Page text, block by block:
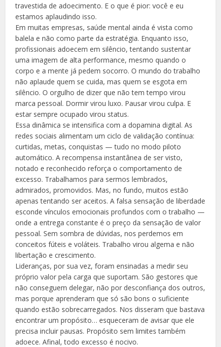
travestida de adoecimento. E o que é pior: você e eu
estamos aplaudindo isso.
Em muitas empresas, saúde mental ainda é vista como
balela e não como parte da estratégia. Enquanto isso,
profissionais adoecem em silêncio, tentando sustentar
uma imagem de alta performance, mesmo quando o
corpo e a mente já pedem socorro. O mundo do trabalho
não aplaude quem se cuida, mas quem se esgota em
silêncio. O orgulho de dizer que não tem tempo virou
marca pessoal. Dormir virou luxo. Pausar virou culpa. E
estar sempre ocupado virou status.
Essa dinâmica se intensifica com a dopamina digital. As
redes sociais alimentam um ciclo de validação contínua:
curtidas, metas, conquistas — tudo no modo piloto
automático. A recompensa instantânea de ser visto,
notado e reconhecido reforça o comportamento de
excesso. Trabalhamos para sermos lembrados,
admirados, promovidos. Mas, no fundo, muitos estão
apenas tentando ser aceitos. A falsa sensação de liberdade
esconde vínculos emocionais profundos com o trabalho —
onde a entrega constante é o preço da sensação de valor
pessoal. Sem sombra de dúvidas, nos perdemos em
conceitos fúteis e voláteis. Trabalho virou algema e não
libertação e crescimento.
Lideranças, por sua vez, foram ensinadas a medir seu
próprio valor pela carga que suportam. São gestores que
não conseguem delegar, não por desconfiança dos outros,
mas porque aprenderam que só são bons o suficiente
quando estão sobrecarregados. Nos disseram que bastava
encontrar um propósito… esqueceram de avisar que ele
precisa incluir pausas. Propósito sem limites também
adoece. Afinal, todo excesso é nocivo.